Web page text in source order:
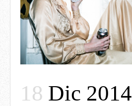
18 Dic 2014